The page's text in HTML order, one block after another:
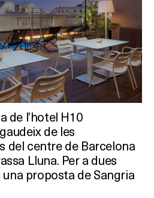
de l’hotel H10
de les
del centre de Barcelona
Lluna. Per a dues
proposta de Sangria